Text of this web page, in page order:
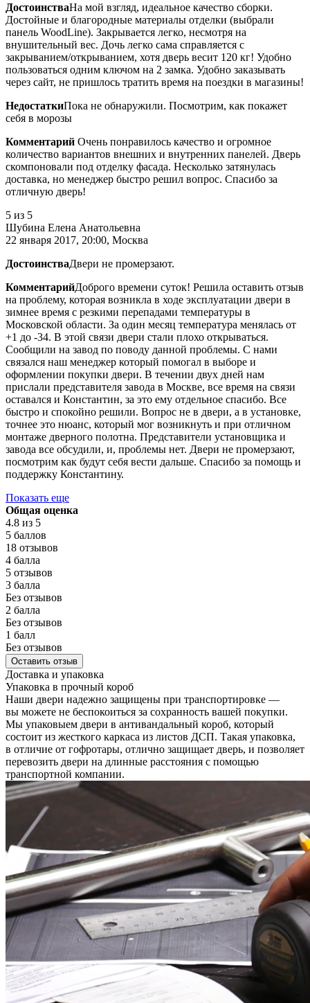
ДостоинстваНа мой взгляд, идеальное качество сборки.
Достойные и благородные материалы отделки (выбрали
панель WoodLine). Закрывается легко, несмотря на
внушительный вес. Дочь легко сама справляется с
закрыванием/открыванием, хотя дверь весит 120 кг! Удобно
пользоваться одним ключом на 2 замка. Удобно заказывать
через сайт, не пришлось тратить время на поездки в магазины!
НедостаткиПока не обнаружили. Посмотрим, как покажет
себя в морозы
Комментарий Очень понравилось качество и огромное
количество вариантов внешних и внутренних панелей. Дверь
скомпоновали под отделку фасада. Несколько затянулась
доставка, но менеджер быстро решил вопрос. Спасибо за
отличную дверь!
5 из 5
Шубина Елена Анатольевна
22 января 2017, 20:00, Москва
ДостоинстваДвери не промерзают.
КомментарийДоброго времени суток! Решила оставить отзыв
на проблему, которая возникла в ходе эксплуатации двери в
зимнее время с резкими перепадами температуры в
Московской области. За один месяц температура менялась от
+1 до -34. В этой связи двери стали плохо открываться.
Сообщили на завод по поводу данной проблемы. С нами
связался наш менеджер который помогал в выборе и
оформлении покупки двери. В течении двух дней нам
прислали представителя завода в Москве, все время на связи
оставался и Константин, за это ему отдельное спасибо. Все
быстро и спокойно решили. Вопрос не в двери, а в установке,
точнее это нюанс, который мог возникнуть и при отличном
монтаже дверного полотна. Представители установщика и
завода все обсудили, и, проблемы нет. Двери не промерзают,
посмотрим как будут себя вести дальше. Спасибо за помощь и
поддержку Константину.
Показать еще
Общая оценка
4.8 из 5
5 баллов
18 отзывов
4 балла
5 отзывов
3 балла
Без отзывов
2 балла
Без отзывов
1 балл
Без отзывов
Оставить отзыв
Доставка и упаковка
Упаковка в прочный короб
Наши двери надежно защищены при транспортировке —
вы можете не беспокоиться за сохранность вашей покупки.
Мы упаковыем двери в антивандальный короб, который
состоит из жесткого каркаса из листов ДСП. Такая упаковка,
в отличие от гофротары, отлично защищает дверь, и позволяет
перевозить двери на длинные расстояния с помощью
транспортной компании.